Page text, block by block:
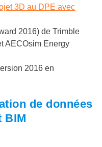
3D au DPE avec
2016) de Trimble
AECOsim Energy
2016 en
de données
BIM